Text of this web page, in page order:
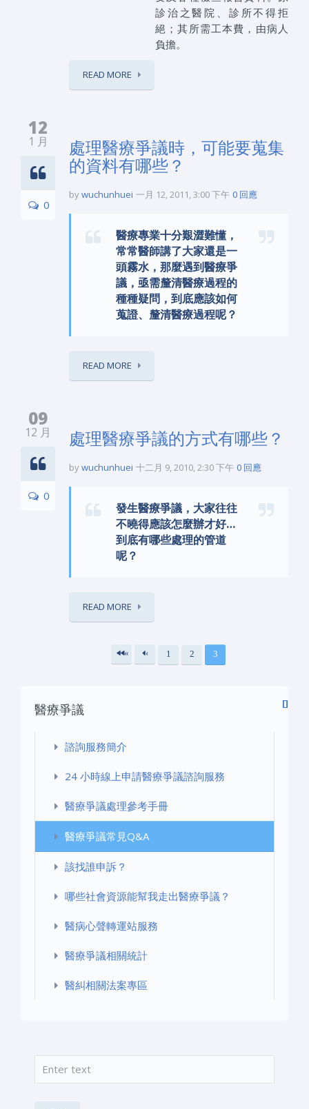
診治之醫院、診所不得拒
絕；其所需工本費，由病人
負擔。
READ MORE
12
1 月
0
處理醫療爭議時，可能要蒐集
的資料有哪些？
bywuchunhuei 一月 12, 2011, 3:00 下午 0 回應
醫療專業十分艱澀難懂，
常常醫師講了大家還是一
頭霧水，那麼遇到醫療爭
議，亟需釐清醫療過程的
種種疑問，到底應該如何
蒐證、釐清醫療過程呢？
READ MORE
09
12 月
0
處理醫療爭議的方式有哪些？
bywuchunhuei 十二月 9, 2010, 2:30 下午 0 回應
發生醫療爭議，大家往往
不曉得應該怎麼辦才好…
到底有哪些處理的管道
呢？
READ MORE
«
‹
1 2 3
醫療爭議
諮詢服務簡介
24 小時線上申請醫療爭議諮詢服務
醫療爭議處理參考手冊
醫療爭議常見Q&A
該找誰申訴？
哪些社會資源能幫我走出醫療爭議？
醫病心聲轉運站服務
醫療爭議相關統計
醫糾相關法案專區
搜尋表單